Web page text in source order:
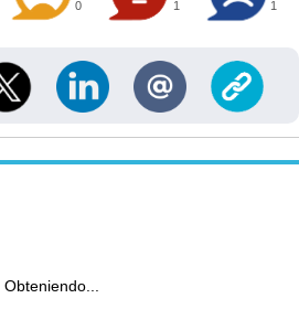
0 1 1
Obteniendo...